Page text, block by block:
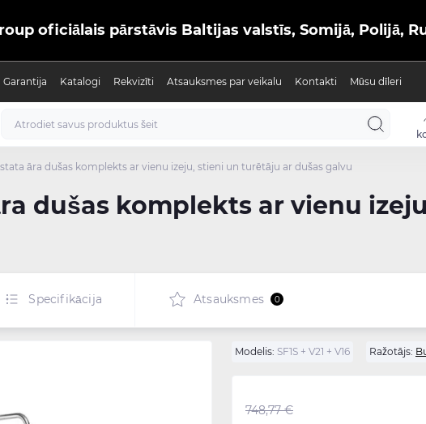
oficiālais pārstāvis Baltijas valstīs, Somijā, Polijā,
Garantija Katalogi Rekvizīti Atsauksmes par veikalu Kontakti Mūsu dīleri
āra dušas komplekts ar vienu izeju, stieni un turētāju ar dušas galvu
dušas komplekts ar vienu
Specifikācija Atsauksmes 0
Modelis: SF1S + V21 + V16 Ražotājs:
748,77 €